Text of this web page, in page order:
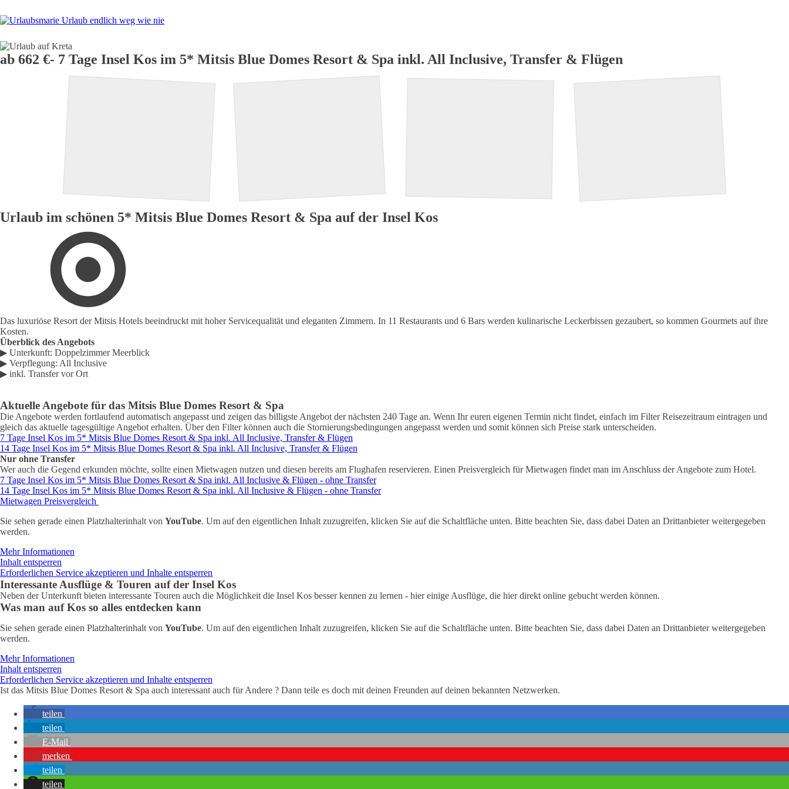
ab 662 €- 7 Tage Insel Kos im 5* Mitsis Blue Domes Resort & Spa inkl. All Inclusive, Transfer & Flügen
Urlaub im schönen 5* Mitsis Blue Domes Resort & Spa auf der Insel Kos
Das luxuriöse Resort der Mitsis Hotels beeindruckt mit hoher Servicequalität und eleganten Zimmern. In 11 Restaurants und 6 Bars werden kulinarische Leckerbissen gezaubert, so kommen Gourmets auf ihre
Kosten.
Überblick des Angebots
▶ Unterkunft: Doppelzimmer Meerblick
▶ Verpflegung: All Inclusive
▶ inkl. Transfer vor Ort
Aktuelle Angebote für das Mitsis Blue Domes Resort & Spa
Die Angebote werden fortlaufend automatisch angepasst und zeigen das billigste Angebot der nächsten 240 Tage an. Wenn Ihr euren eigenen Termin nicht findet, einfach im Filter Reisezeitraum eintragen und
gleich das aktuelle tagesgültige Angebot erhalten. Über den Filter können auch die Stornierungsbedingungen angepasst werden und somit können sich Preise stark unterscheiden.
7 Tage Insel Kos im 5* Mitsis Blue Domes Resort & Spa inkl. All Inclusive, Transfer & Flügen
14 Tage Insel Kos im 5* Mitsis Blue Domes Resort & Spa inkl. All Inclusive, Transfer & Flügen
Nur ohne Transfer
Wer auch die Gegend erkunden möchte, sollte einen Mietwagen nutzen und diesen bereits am Flughafen reservieren. Einen Preisvergleich für Mietwagen findet man im Anschluss der Angebote zum Hotel.
7 Tage Insel Kos im 5* Mitsis Blue Domes Resort & Spa inkl. All Inclusive & Flügen - ohne Transfer
14 Tage Insel Kos im 5* Mitsis Blue Domes Resort & Spa inkl. All Inclusive & Flügen - ohne Transfer
Mietwagen Preisvergleich
Sie sehen gerade einen Platzhalterinhalt von YouTube. Um auf den eigentlichen Inhalt zuzugreifen, klicken Sie auf die Schaltfläche unten. Bitte beachten Sie, dass dabei Daten an Drittanbieter weitergegeben
werden.
Mehr Informationen
Inhalt entsperren
Erforderlichen Service akzeptieren und Inhalte entsperren
Interessante Ausflüge & Touren auf der Insel Kos
Neben der Unterkunft bieten interessante Touren auch die Möglichkeit die Insel Kos besser kennen zu lernen - hier einige Ausflüge, die hier direkt online gebucht werden können.
Was man auf Kos so alles entdecken kann
Sie sehen gerade einen Platzhalterinhalt von YouTube. Um auf den eigentlichen Inhalt zuzugreifen, klicken Sie auf die Schaltfläche unten. Bitte beachten Sie, dass dabei Daten an Drittanbieter weitergegeben
werden.
Mehr Informationen
Inhalt entsperren
Erforderlichen Service akzeptieren und Inhalte entsperren
Ist das Mitsis Blue Domes Resort & Spa auch interessant auch für Andere ? Dann teile es doch mit deinen Freunden auf deinen bekannten Netzwerken.
teilen
teilen
E-Mail
merken
teilen
teilen